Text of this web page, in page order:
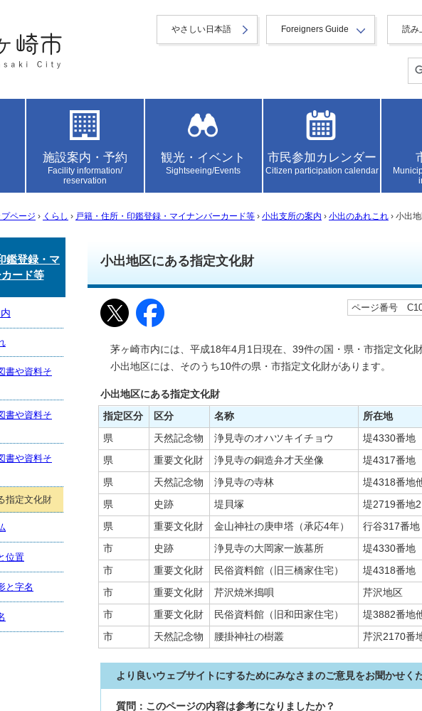
やさしい日本語 Foreigners Guide 読み
施設案内・予約
Facility information/
reservation
観光・イベント
Sightseeing/Events
市民参加カレンダー
Citizen participation calendar
プページ › くらし › 戸籍・住所・印鑑登録・マイナンバーカード等 › 小出支所の案内 › 小出のあれこれ › 小出
小出地区にある指定文化財
ページ番号
茅ヶ崎市内には、平成18年4月1日現在、39件の国・県・市指定文化
小出地区には、そのうち10件の県・市指定文化財があります。
小出地区にある指定文化財
指定区分 区分 名称 所在地
県 天然記念物 浄見寺のオハツキイチョウ 堤4330番地
県 重要文化財 浄見寺の銅造弁才天坐像 堤4317番地
県 天然記念物 浄見寺の寺林 堤4318番地
県 史跡 堤貝塚 堤2719番地2
県 重要文化財 金山神社の庚申塔（承応4年） 行谷317番地
市 史跡 浄見寺の大岡家一族墓所 堤4330番地
市 重要文化財 民俗資料館（旧三橋家住宅） 堤4318番地
市 重要文化財 芹沢焼米搗唄 芹沢地区
市 重要文化財 民俗資料館（旧和田家住宅） 堤3882番地
市 天然記念物 腰掛神社の樹叢 芹沢2170番
より良いウェブサイトにするためにみなさまのご意見をお聞かせく
質問：このページの内容は参考になりましたか？
鑑登録・マ
ード等
書や資料そ
書や資料そ
書や資料そ
指定文化財
位置
と字名